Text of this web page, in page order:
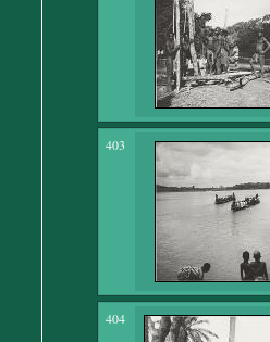
403
404